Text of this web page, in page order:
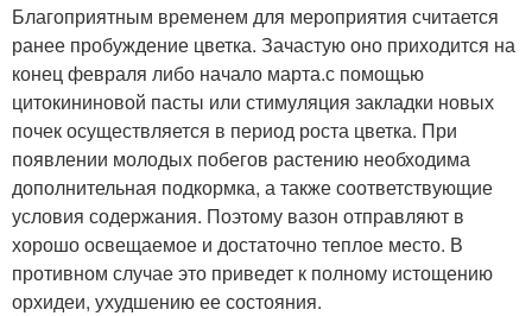
Благоприятным временем для мероприятия считается
ранее пробуждение цветка. Зачастую оно приходится на
конец февраля либо начало марта.с помощью
цитокининовой пасты или стимуляция закладки новых
почек осуществляется в период роста цветка. При
появлении молодых побегов растению необходима
дополнительная подкормка, а также соответствующие
условия содержания. Поэтому вазон отправляют в
хорошо освещаемое и достаточно теплое место. В
противном случае это приведет к полному истощению
орхидеи, ухудшению ее состояния.